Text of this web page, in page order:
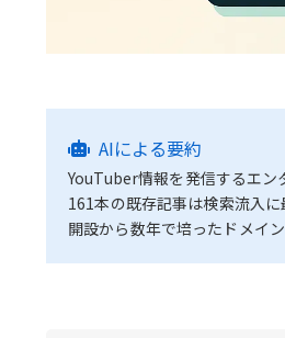
AIによる要約
YouTuber情報を発信するエン
161本の既存記事は検索流入
開設から数年で培ったドメイ